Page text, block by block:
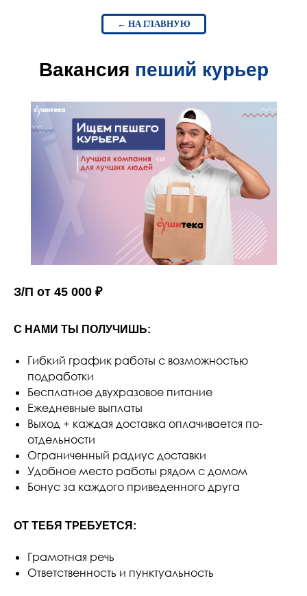
← НА ГЛАВНУЮ
Вакансия пеший курьер
З/П от 45 000 ₽
С НАМИ ТЫ ПОЛУЧИШЬ:
Гибкий график работы с возможностью
подработки
Бесплатное двухразовое питание
Ежедневные выплаты
Выход + каждая доставка оплачивается по-
отдельности
Ограниченный радиус доставки
Удобное место работы рядом с домом
Бонус за каждого приведенного друга
ОТ ТЕБЯ ТРЕБУЕТСЯ:
Грамотная речь
Ответственность и пунктуальность